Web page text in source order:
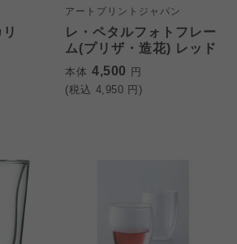
アートプリントジャパン
レ・ペタルフォトフレー
ム(プリザ・造花) レッド
本体 4,500 円
(税込 4,950 円)